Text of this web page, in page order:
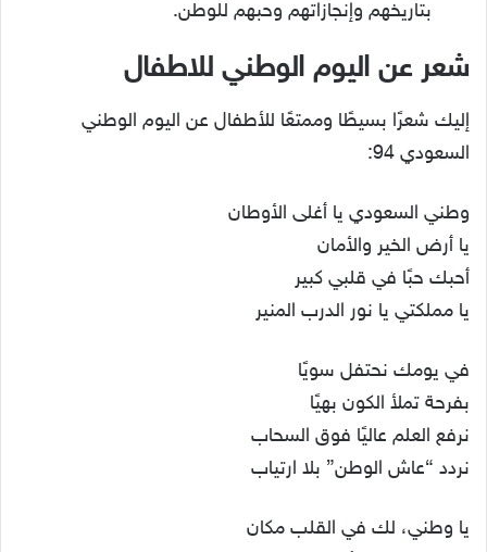
بتاريخهم وإنجازاتهم وحبهم للوطن.
شعر عن اليوم الوطني للاطفال
إليك شعرًا بسيطًا وممتعًا للأطفال عن اليوم الوطني
السعودي 94:
وطني السعودي يا أغلى الأوطان
يا أرض الخير والأمان
أحبك حبًا في قلبي كبير
يا مملكتي يا نور الدرب المنير
في يومك نحتفل سويًا
بفرحة تملأ الكون بهيًا
نرفع العلم عاليًا فوق السحاب
نردد “عاش الوطن” بلا ارتياب
يا وطني، لك في القلب مكان